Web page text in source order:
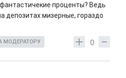
проценты? Ведь
депозитах мизерные, гораздо
0
МОДЕРАТОРУ